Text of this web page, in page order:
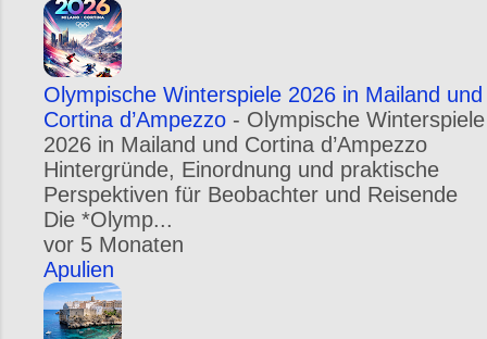
Olympische Winterspiele 2026 in Mailand und
Cortina d’Ampezzo - Olympische Winterspiele
2026 in Mailand und Cortina d’Ampezzo
Hintergründe, Einordnung und praktische
Perspektiven für Beobachter und Reisende
Die *Olymp...
vor 5 Monaten
Apulien